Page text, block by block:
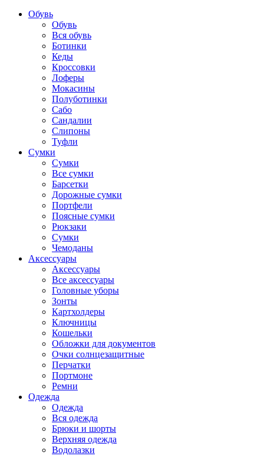
Обувь
Обувь
Вся обувь
Ботинки
Кеды
Кроссовки
Лоферы
Мокасины
Полуботинки
Сабо
Сандалии
Слипоны
Туфли
Сумки
Сумки
Все сумки
Барсетки
Дорожные сумки
Портфели
Поясные сумки
Рюкзаки
Сумки
Чемоданы
Аксессуары
Аксессуары
Все аксессуары
Головные уборы
Зонты
Картхолдеры
Ключницы
Кошельки
Обложки для документов
Очки солнцезащитные
Перчатки
Портмоне
Ремни
Одежда
Одежда
Вся одежда
Брюки и шорты
Верхняя одежда
Водолазки